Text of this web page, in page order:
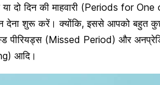
दो दिन की माहवारी (Periods for
देना शुरू करें। क्योंकि, इससे आपको बहुत
पीरियड्स (Missed Period) और
आदि।